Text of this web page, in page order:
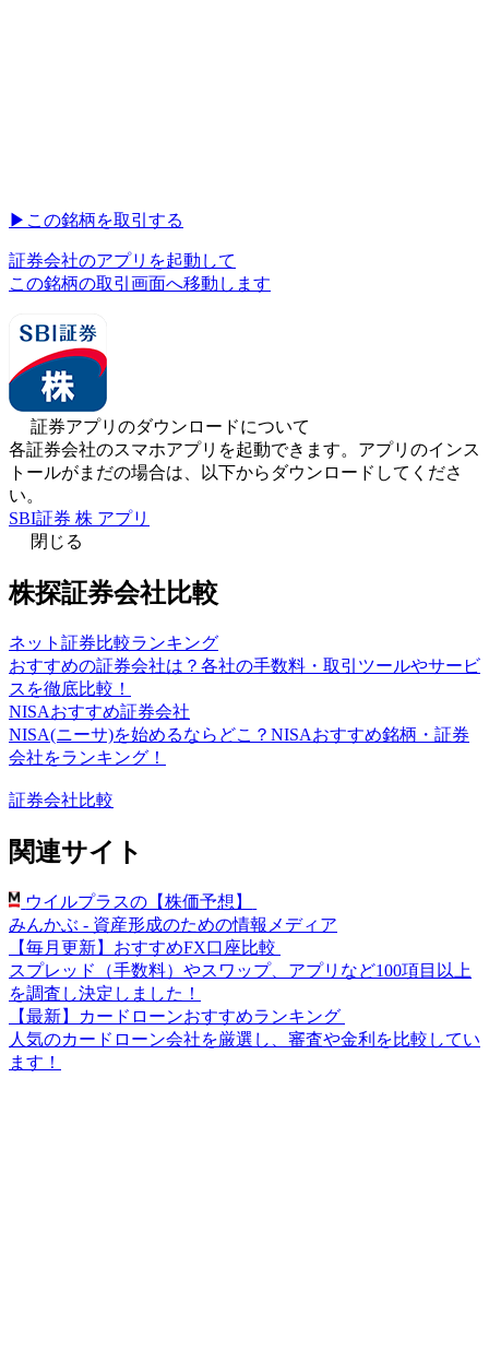
▶︎ この銘柄を取引する
証券会社のアプリを起動して
この銘柄の取引画面へ移動します
証券アプリのダウンロードについて
各証券会社のスマホアプリを起動できます。アプリのインス
トールがまだの場合は、以下からダウンロードしてくださ
い。
SBI証券 株 アプリ
閉じる
株探証券会社比較
ネット証券比較ランキング
おすすめの証券会社は？各社の手数料・取引ツールやサービ
スを徹底比較！
NISAおすすめ証券会社
NISA(ニーサ)を始めるならどこ？NISAおすすめ銘柄・証券
会社をランキング！
証券会社比較
関連サイト
ウイルプラスの【株価予想】
みんかぶ - 資産形成のための情報メディア
【毎月更新】おすすめFX口座比較
スプレッド（手数料）やスワップ、アプリなど100項目以上
を調査し決定しました！
【最新】カードローンおすすめランキング
人気のカードローン会社を厳選し、審査や金利を比較してい
ます！